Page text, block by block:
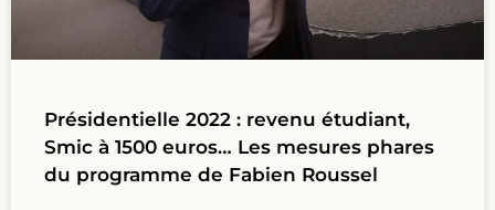
Présidentielle 2022 : revenu étudiant,
Smic à 1500 euros… Les mesures phares
du programme de Fabien Roussel